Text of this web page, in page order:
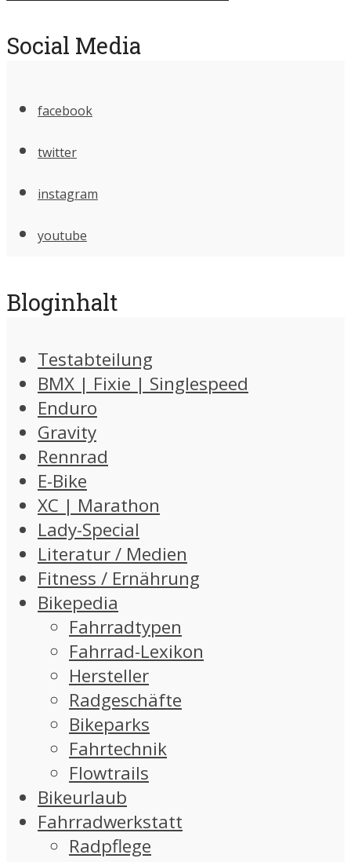
Social Media
facebook
twitter
instagram
youtube
Bloginhalt
Testabteilung
BMX | Fixie | Singlespeed
Enduro
Gravity
Rennrad
E-Bike
XC | Marathon
Lady-Special
Literatur / Medien
Fitness / Ernährung
Bikepedia
Fahrradtypen
Fahrrad-Lexikon
Hersteller
Radgeschäfte
Bikeparks
Fahrtechnik
Flowtrails
Bikeurlaub
Fahrradwerkstatt
Radpflege